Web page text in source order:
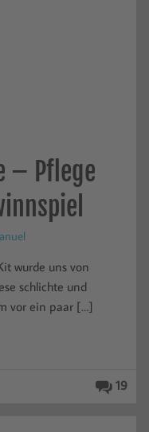
– Pflege
wurde uns von
schlichte und
vor ein paar […]
19